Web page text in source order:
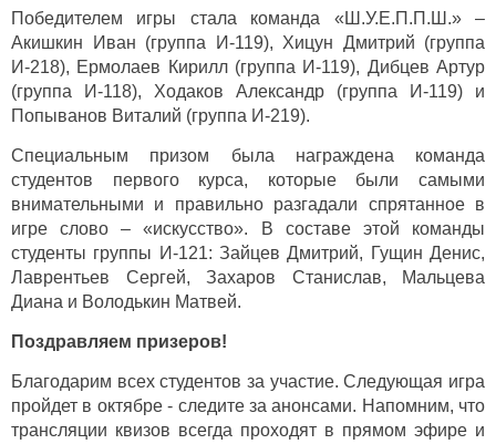
Победителем игры стала команда «Ш.У.Е.П.П.Ш.» –
Акишкин Иван (группа И-119), Хицун Дмитрий (группа
И-218), Ермолаев Кирилл (группа И-119), Дибцев Артур
(группа И-118), Ходаков Александр (группа И-119) и
Попыванов Виталий (группа И-219).
Специальным призом была награждена команда
студентов первого курса, которые были самыми
внимательными и правильно разгадали спрятанное в
игре слово – «искусство». В составе этой команды
студенты группы И-121: Зайцев Дмитрий, Гущин Денис,
Лаврентьев Сергей, Захаров Станислав, Мальцева
Диана и Володькин Матвей.
Поздравляем призеров!
Благодарим всех студентов за участие. Следующая игра
пройдет в октябре - следите за анонсами. Напомним, что
трансляции квизов всегда проходят в прямом эфире и